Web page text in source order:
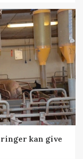
kan give